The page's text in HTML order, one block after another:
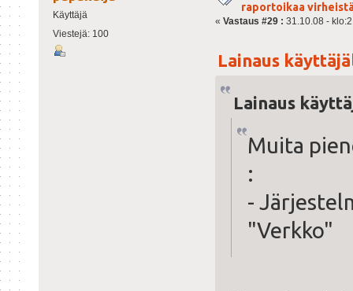
Käyttäjä
Viestejä: 100
raportoikaa
« Vastaus #29 : 31.10.08 -
Lainaus
Lainaus
Muita
:
-
"Verkko"